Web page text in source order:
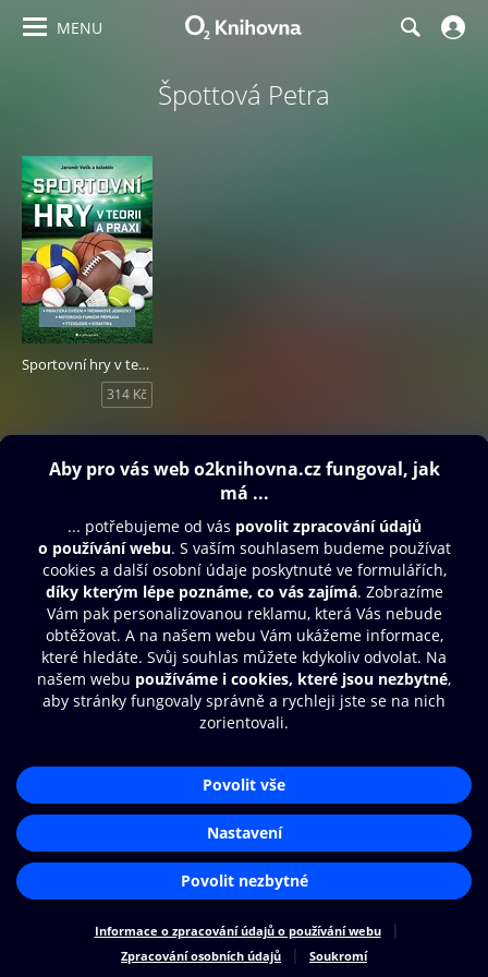
MENU
Špottová Petra
Sportovní hry v teorii a praxi
314 Kč
Obsah ke stažení
Další zábava
© O2 Czech Republic a.s.
Nákupní řád
Přístupnost
Cookies
Nastavení cookies
Aplikace O2 Knihovna
Čti a poslouchej své e-knihy a
audioknihy rychleji a pohodlněji.